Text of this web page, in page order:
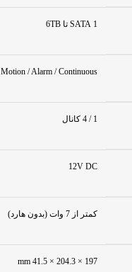
1 SATA تا 6TB
Motion / Alarm / Continuous
1 / 4 کانال
12V DC
کمتر از 7 وات (بدون هارد)
197 × 204.3 × 41.5 mm